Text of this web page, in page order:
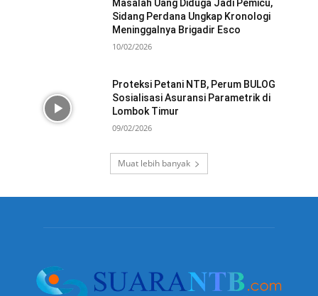
Masalah Uang Diduga Jadi Pemicu,
Sidang Perdana Ungkap Kronologi
Meninggalnya Brigadir Esco
10/02/2026
Proteksi Petani NTB, Perum BULOG
Sosialisasi Asuransi Parametrik di
Lombok Timur
09/02/2026
Muat lebih banyak